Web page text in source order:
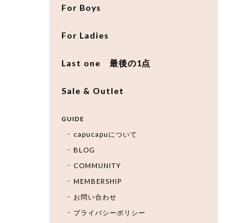
For Boys
For Ladies
Last one 最後の1点
Sale & Outlet
GUIDE
capucapuについて
BLOG
COMMUNITY
MEMBERSHIP
お問い合わせ
プライバシーポリシー